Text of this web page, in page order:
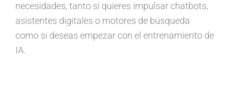
necesidades, tanto si quieres impulsar chatbots,
asistentes digitales o motores de búsqueda
como si deseas empezar con el entrenamiento de
IA.